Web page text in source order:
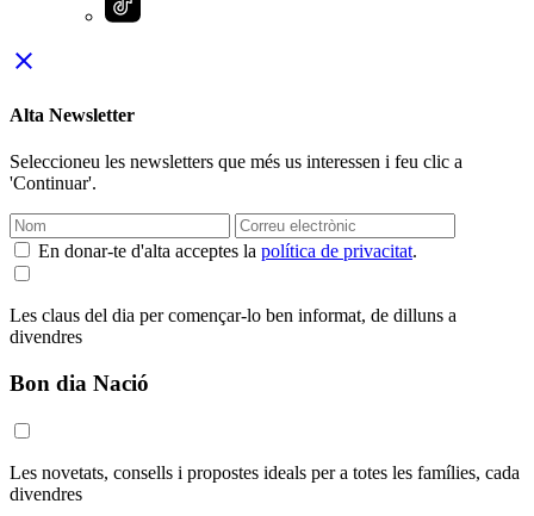
close
Alta Newsletter
Seleccioneu les newsletters que més us interessen i feu clic a
'Continuar'.
En donar-te d'alta acceptes la política de privacitat.
Les claus del dia per començar-lo ben informat, de dilluns a
divendres
Bon dia Nació
Les novetats, consells i propostes ideals per a totes les famílies, cada
divendres